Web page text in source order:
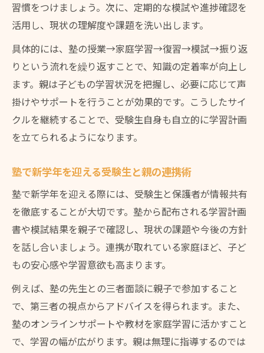
習慣をつけましょう。次に、定期的な模試や進捗確認を
活用し、現状の理解度や課題を洗い出します。
具体的には、塾の授業→家庭学習→復習→模試→振り返
りという流れを繰り返すことで、知識の定着率が向上し
ます。親は子どもの学習状況を把握し、必要に応じて声
掛けやサポートを行うことが効果的です。こうしたサイ
クルを継続することで、受験生自身も自立的に学習計画
を立てられるようになります。
塾で新学年を迎える受験生と親の連携術
塾で新学年を迎える際には、受験生と保護者が情報共有
を徹底することが大切です。塾から配布される学習計画
書や模試結果を親子で確認し、現状の課題や今後の方針
を話し合いましょう。連携が取れている家庭ほど、子ど
もの安心感や学習意欲も高まります。
例えば、塾の先生との三者面談に親子で参加すること
で、第三者の視点からアドバイスを得られます。また、
塾のオンラインサポートや教材を家庭学習に活かすこと
で、学習の幅が広がります。親は無理に指導するのでは